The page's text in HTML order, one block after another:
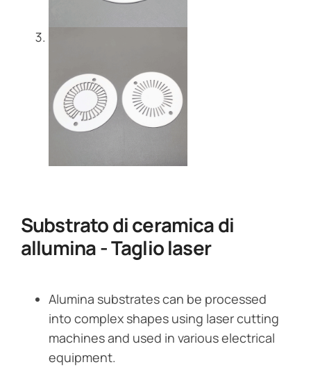
Substrato di ceramica di
allumina - Taglio laser
Alumina substrates can be processed
into complex shapes using laser cutting
machines and used in various electrical
equipment.